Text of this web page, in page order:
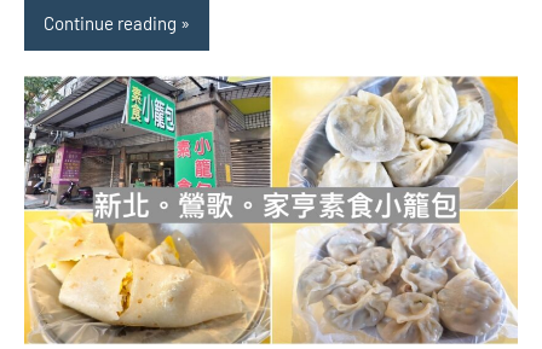
Continue reading